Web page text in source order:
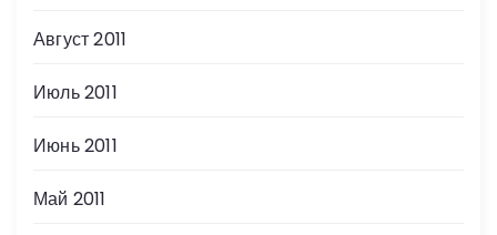
Август 2011
Июль 2011
Июнь 2011
Май 2011